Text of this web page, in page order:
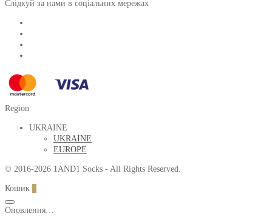
Слідкуй за нами в соціальних мережах
Region
UKRAINE
UKRAINE
EUROPE
© 2016-2026 1AND1 Socks - All Rights Reserved.
Кошик
Оновлення…